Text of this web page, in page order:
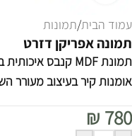
עמוד הבית/תמונות
תמונה אפריקן דזרט
תמונת MDF קנבס איכותית בשילוב ציור יד בצבעי מדבר.
אומנות קיר בעיצוב מעורר
₪ 780